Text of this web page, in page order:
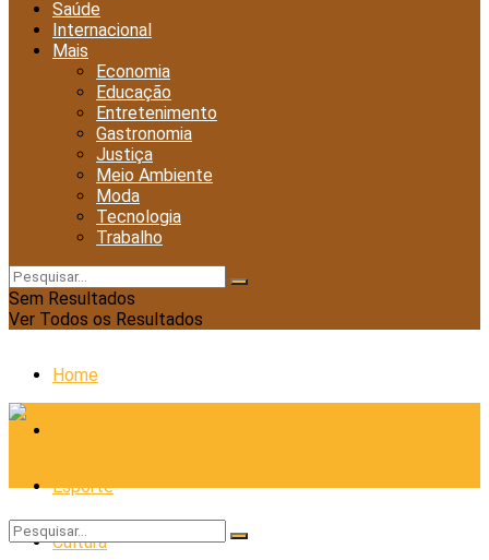
Saúde
Internacional
Mais
Economia
Educação
Entretenimento
Gastronomia
Justiça
Meio Ambiente
Moda
Tecnologia
Trabalho
Sem Resultados
Ver Todos os Resultados
Home
Esporte
Cultura